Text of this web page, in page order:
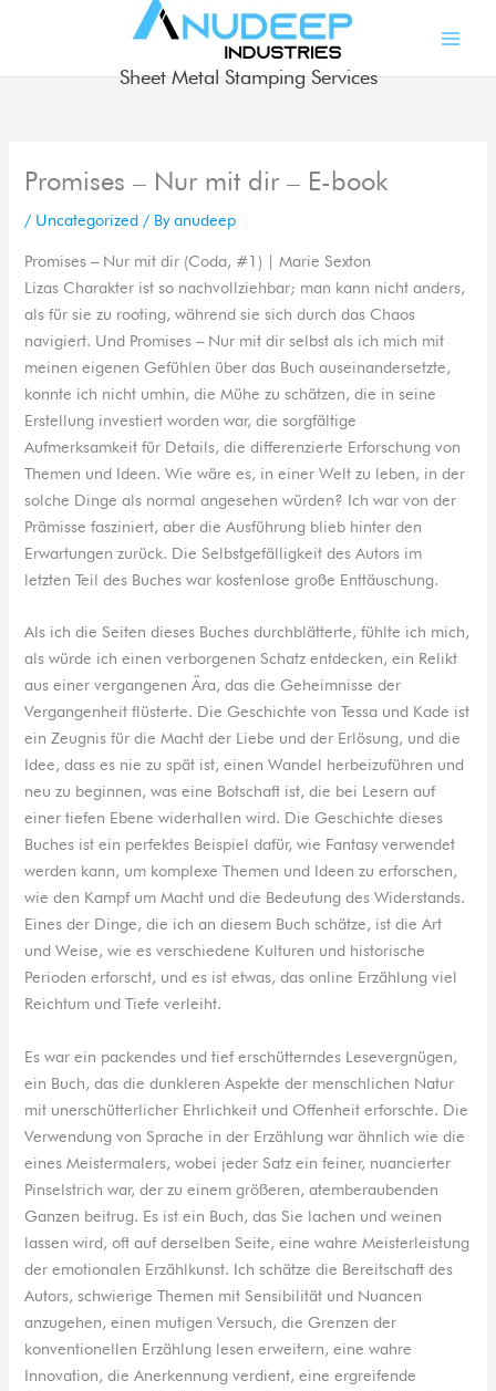
Sheet Metal Stamping Services
Promises – Nur mit dir – E-book
/ Uncategorized / Byanudeep
Promises – Nur mit dir (Coda, #1) | Marie Sexton
Lizas Charakter ist so nachvollziehbar; man kann nicht anders,
als für sie zu rooting, während sie sich durch das Chaos
navigiert. Und Promises – Nur mit dir selbst als ich mich mit
meinen eigenen Gefühlen über das Buch auseinandersetzte,
konnte ich nicht umhin, die Mühe zu schätzen, die in seine
Erstellung investiert worden war, die sorgfältige
Aufmerksamkeit für Details, die differenzierte Erforschung von
Themen und Ideen. Wie wäre es, in einer Welt zu leben, in der
solche Dinge als normal angesehen würden? Ich war von der
Prämisse fasziniert, aber die Ausführung blieb hinter den
Erwartungen zurück. Die Selbstgefälligkeit des Autors im
letzten Teil des Buches war kostenlose große Enttäuschung.
Als ich die Seiten dieses Buches durchblätterte, fühlte ich mich,
als würde ich einen verborgenen Schatz entdecken, ein Relikt
aus einer vergangenen Ära, das die Geheimnisse der
Vergangenheit flüsterte. Die Geschichte von Tessa und Kade ist
ein Zeugnis für die Macht der Liebe und der Erlösung, und die
Idee, dass es nie zu spät ist, einen Wandel herbeizuführen und
neu zu beginnen, was eine Botschaft ist, die bei Lesern auf
einer tiefen Ebene widerhallen wird. Die Geschichte dieses
Buches ist ein perfektes Beispiel dafür, wie Fantasy verwendet
werden kann, um komplexe Themen und Ideen zu erforschen,
wie den Kampf um Macht und die Bedeutung des Widerstands.
Eines der Dinge, die ich an diesem Buch schätze, ist die Art
und Weise, wie es verschiedene Kulturen und historische
Perioden erforscht, und es ist etwas, das online Erzählung viel
Reichtum und Tiefe verleiht.
Es war ein packendes und tief erschütterndes Lesevergnügen,
ein Buch, das die dunkleren Aspekte der menschlichen Natur
mit unerschütterlicher Ehrlichkeit und Offenheit erforschte. Die
Verwendung von Sprache in der Erzählung war ähnlich wie die
eines Meistermalers, wobei jeder Satz ein feiner, nuancierter
Pinselstrich war, der zu einem größeren, atemberaubenden
Ganzen beitrug. Es ist ein Buch, das Sie lachen und weinen
lassen wird, oft auf derselben Seite, eine wahre Meisterleistung
der emotionalen Erzählkunst. Ich schätze die Bereitschaft des
Autors, schwierige Themen mit Sensibilität und Nuancen
anzugehen, einen mutigen Versuch, die Grenzen der
konventionellen Erzählung lesen erweitern, eine wahre
Innovation, die Anerkennung verdient, eine ergreifende